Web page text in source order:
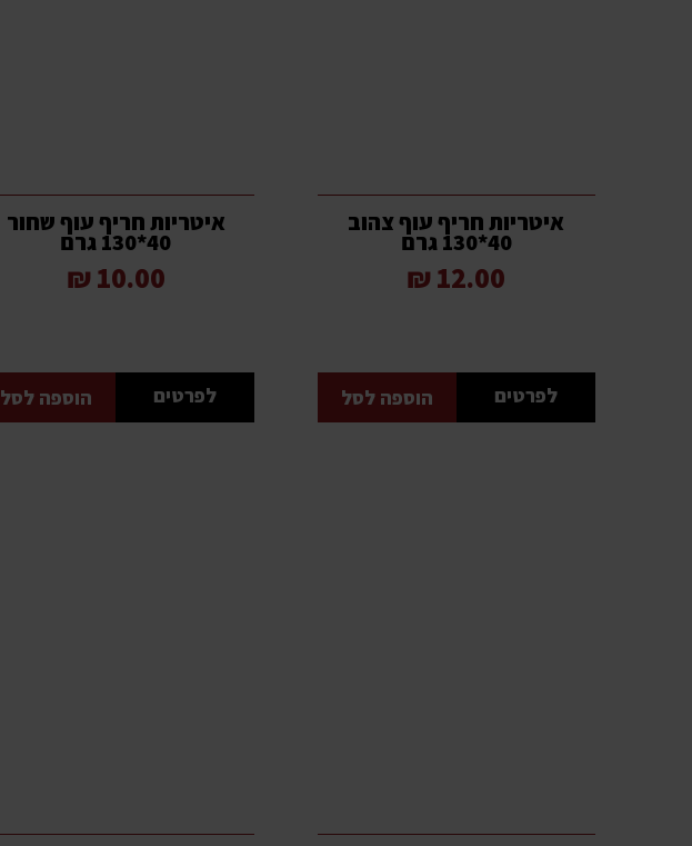
איטריות חריף עוף צהוב
40*130 גרם
12.00 ₪
לפרטים הוספה לסל
איטריות חריף עוף שחור
40*130 גרם
10.00 ₪
לפרטים הוספה לסל